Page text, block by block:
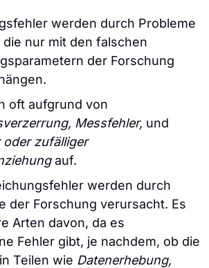
werden durch Probleme
nur mit den falschen
der Forschung
oft aufgrund von
Messfehler, und
oder zufälliger
auf.
werden durch
der Forschung verursacht. Es
Arten davon, da es
Fehler gibt, je nachdem, ob die
Teilen wie Datenerhebung,